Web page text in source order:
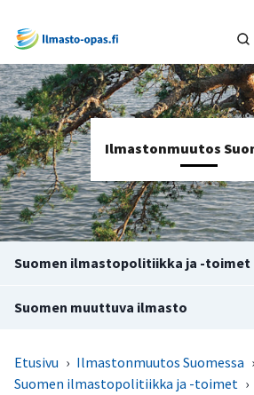
Ilmastonmuutos
Suomen ilmastopolitiikka ja -toimet
Suomen muuttuva ilmasto
Etusivu › Ilmastonmuutos Suomessa ›
Suomen ilmastopolitiikka ja -toimet ›